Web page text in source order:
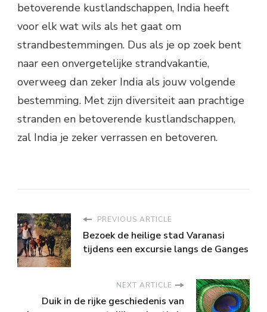
betoverende kustlandschappen, India heeft
voor elk wat wils als het gaat om
strandbestemmingen. Dus als je op zoek bent
naar een onvergetelijke strandvakantie,
overweeg dan zeker India als jouw volgende
bestemming. Met zijn diversiteit aan prachtige
stranden en betoverende kustlandschappen,
zal India je zeker verrassen en betoveren.
PREVIOUS ARTICLE
Bezoek de heilige stad Varanasi
tijdens een excursie langs de Ganges
NEXT ARTICLE
Duik in de rijke geschiedenis van